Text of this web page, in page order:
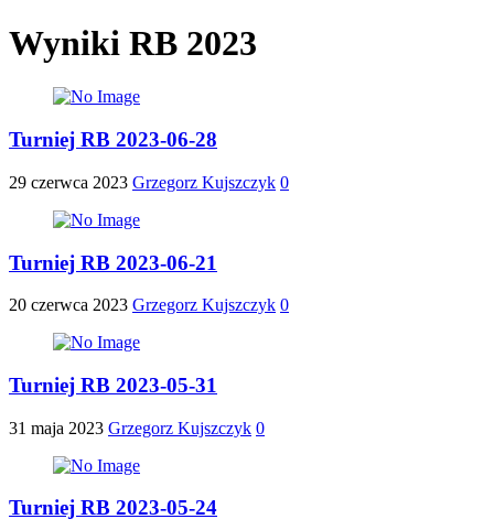
Wyniki RB 2023
Turniej RB 2023-06-28
29 czerwca 2023 Grzegorz Kujszczyk 0
Turniej RB 2023-06-21
20 czerwca 2023 Grzegorz Kujszczyk 0
Turniej RB 2023-05-31
31 maja 2023 Grzegorz Kujszczyk 0
Turniej RB 2023-05-24